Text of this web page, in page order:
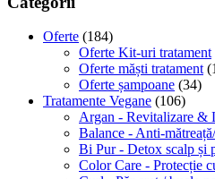
Oferte (184)
Oferte Kit-uri tratament
Oferte măști tratament
Oferte șampoane (34)
Tratamente Vegane (106)
Argan - Revitalizare &
Balance - Anti-
Bi Pur - Detox scalp și
Color Care - Protecție